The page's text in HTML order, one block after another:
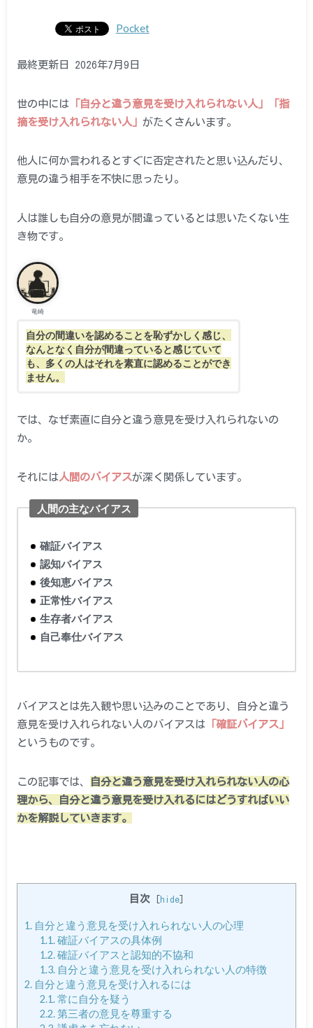
Pocket
最終更新日 2026年7月9日
世の中には 「自分と違う意見を受け入れられない人」「指
摘を受け入れられない人」 がたくさんいます。
他人に何か言われるとすぐに否定されたと思い込んだり、
意見の違う相手を不快に思ったり。
人は誰しも自分の意見が間違っているとは思いたくない生
き物です。
竜崎
自分の間違いを認めることを恥ずかしく感じ、
なんとなく自分が間違っていると感じていて
も、多くの人はそれを素直に認めることができ
ません。
では、なぜ素直に自分と違う意見を受け入れられないの
か。
それには人間のバイアスが深く関係しています。
人間の主なバイアス
確証バイアス
認知バイアス
後知恵バイアス
正常性バイアス
生存者バイアス
自己奉仕バイアス
バイアスとは先入観や思い込みのことであり、自分と違う
意見を受け入れられない人のバイアスは 「確証バイアス」
というものです。
この記事では、
自分と違う意見を受け入れられない人の心
理から、自分と違う意見を受け入れるにはどうすればいい
かを解説していきます。
目次 hide]
1.自分と違う意見を受け入れられない人の心理
1.1.確証バイアスの具体例
1.2.確証バイアスと認知的不協和
1.3.自分と違う意見を受け入れられない人の特徴
2.自分と違う意見を受け入れるには
2.1.常に自分を疑う
2.2.第三者の意見を尊重する